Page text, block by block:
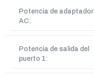
Potencia de adaptador
AC:
Potencia de salida del
puerto 1: